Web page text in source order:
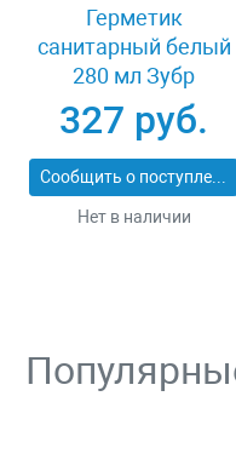
Герметик
санитарный белый
280 мл Зубр
ЭКСПЕРТ 41235-0
327 руб.
Сообщить о поступлении
Нет в наличии